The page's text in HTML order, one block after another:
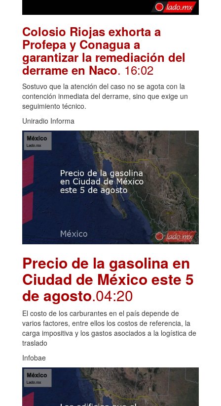
Colosio Riojas exhorta a
Profepa y Conagua a
garantizar la remediación del
derrame en Naco. 16:02
Sostuvo que la atención del caso no se agota con la
contención inmediata del derrame, sino que exige un
seguimiento técnico.
Uniradio Informa
Precio de la gasolina en
Ciudad de México este 5
de agosto.04:20
El costo de los carburantes en el país depende de
varios factores, entre ellos los costos de referencia, la
carga impositiva y los gastos asociados a la logística de
traslado
Infobae